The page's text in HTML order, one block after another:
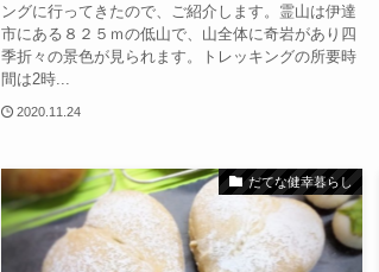
ングに行ってきたので、ご紹介します。霊山は伊達
市にある８２５ｍの低山で、山全体に奇岩があり四
季折々の景色が見られます。トレッキングの所要時
間は2時...
2020.11.24
だてな健幸暮らし